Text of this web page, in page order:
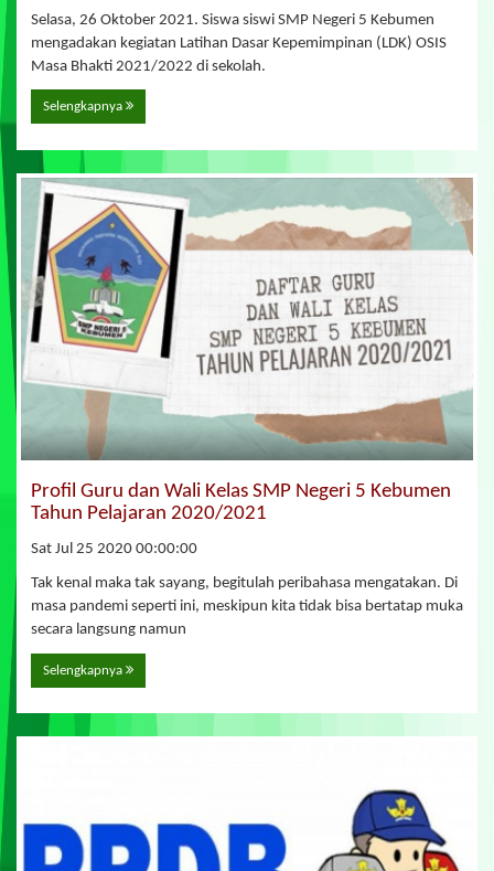
Selasa, 26 Oktober 2021. Siswa siswi SMP Negeri 5 Kebumen
mengadakan kegiatan Latihan Dasar Kepemimpinan (LDK) OSIS
Masa Bhakti 2021/2022 di sekolah.
Selengkapnya
Profil Guru dan Wali Kelas SMP Negeri 5 Kebumen
Tahun Pelajaran 2020/2021
Sat Jul 25 2020 00:00:00
Tak kenal maka tak sayang, begitulah peribahasa mengatakan. Di
masa pandemi seperti ini, meskipun kita tidak bisa bertatap muka
secara langsung namun
Selengkapnya